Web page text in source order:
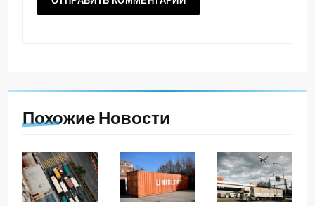
Похожие Новости